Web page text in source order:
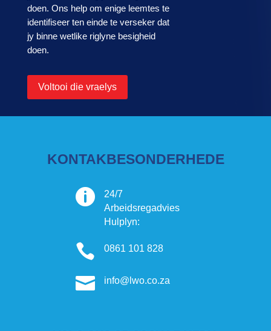
doen. Ons help om enige leemtes te
identifiseer ten einde te verseker dat
jy binne wetlike riglyne besigheid
doen.
Voltooi die vraelys
KONTAKBESONDERHEDE

24/7
Arbeidsregadvies
Hulplyn:
 0861 101 828
 info@lwo.co.za